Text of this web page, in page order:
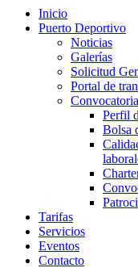
Inicio
Puerto Deportivo
Noticias
Galerías
Solicitud
Portal de
Perfil
Bolsa
Tarifas
Servicios
Eventos
Contacto